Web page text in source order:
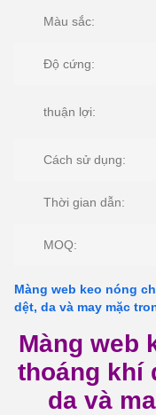
Màu sắc:
Độ cứng:
thuận lợi:
Cách sử dụng:
Thời gian dẫn:
MOQ:
Màng web keo nóng
dệt, da và may mặc
Màng web
thoáng khí
da và